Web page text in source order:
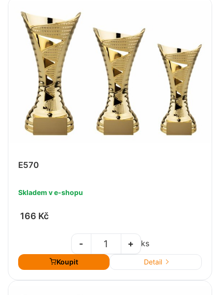
E570
Skladem v e-shopu
166 Kč
+
- ks
Koupit Detail